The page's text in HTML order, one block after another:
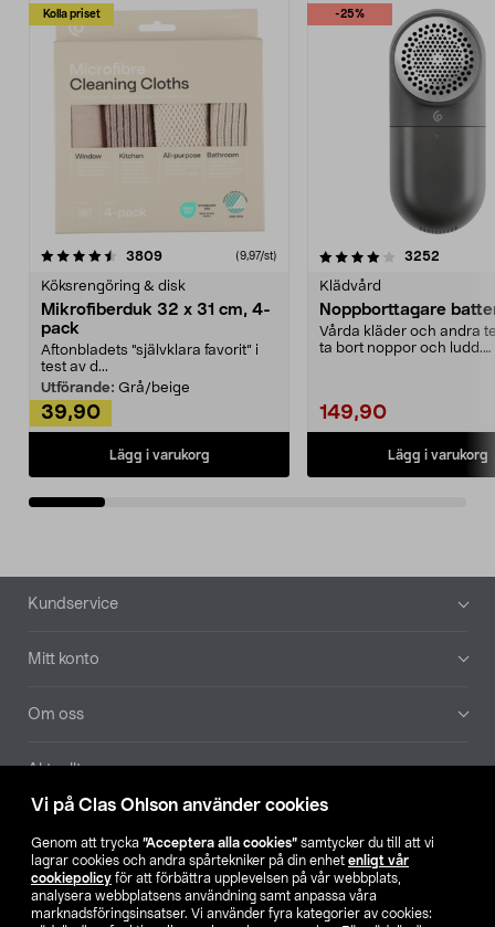
Vi på Clas Ohlson använder cookies
Genom att trycka ”Acceptera alla cookies” samtycker du till att vi
lagrar cookies och andra spårtekniker på din enhet enligt vår
cookiepolicy för att förbättra upplevelsen på vår webbplats,
analysera webbplatsens användning samt anpassa våra
marknadsföringsinsatser. Vi använder fyra kategorier av cookies:
Kolla priset
3809recensioner (9,97/st)
Köksrengöring & disk
Mikrofiberduk 32 x 31 cm, 4-
pack
Aftonbladets "självklara favorit” i
test av d...
Utförande: Grå/beige
39,90
Lägg i varukorg
-25%
4.0av 5 stjärnor 3252
Klädvård
Noppborttagare
Vårda kläder och andra
ta bort noppor och ludd.
149,90
Lägg i varukorg
4.5av 5 stjärnor
Sidfot
Kundservice
Mitt konto
Om oss
Aktuellt
Hitta butik